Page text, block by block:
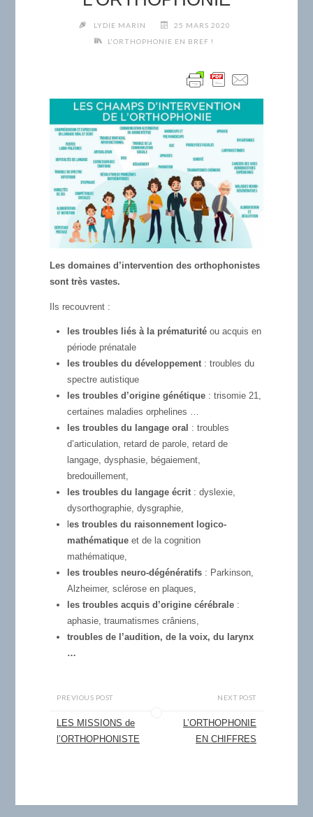
LYDIE MARIN
25 MARS 2020
L'ORTHOPHONIE EN BREF !
Les domaines d’intervention des orthophonistes
sont très vastes.
Ils recouvrent :
les troubles liés à la prématurité ou acquis en
période prénatale
les troubles du développement : troubles du
spectre autistique
les troubles d’origine génétique : trisomie 21,
certaines maladies orphelines …
les troubles du langage oral : troubles
d’articulation, retard de parole, retard de
langage, dysphasie, bégaiement,
bredouillement,
les troubles du langage écrit : dyslexie,
dysorthographie, dysgraphie,
les troubles du raisonnement logico-
mathématique et de la cognition
mathématique,
les troubles neuro-dégénératifs : Parkinson,
Alzheimer, sclérose en plaques,
les troubles acquis d’origine cérébrale :
aphasie, traumatismes crâniens,
troubles de l’audition, de la voix, du larynx
…
PREVIOUS POST
LES MISSIONS de
l’ORTHOPHONISTE
NEXT POST
L’ORTHOPHONIE
EN CHIFFRES